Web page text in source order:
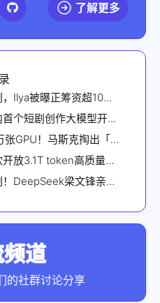
了解更多
⏩刚刚，Ilya被曝正筹资超10亿美元、估值超300亿美元，知名创投Greenoaks牵头
⏩国内首个短剧创作大模型开源了，一个人就能拍短剧，单卡80秒出大片
⏩20万张GPU！马斯克掏出「地表最强」大模型Grok-3，排行榜登顶，复仇OpenAI
⏩微软开放3.1T token高质量数据！通用/代码/数学/问答，全领域超越开源
⏩刚刚！DeepSeek梁文锋亲自挂名，公开新注意力架构NSA
道
的社群讨论分享
点击加入社群